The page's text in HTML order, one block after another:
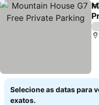
Selecione as datas para
exatos.